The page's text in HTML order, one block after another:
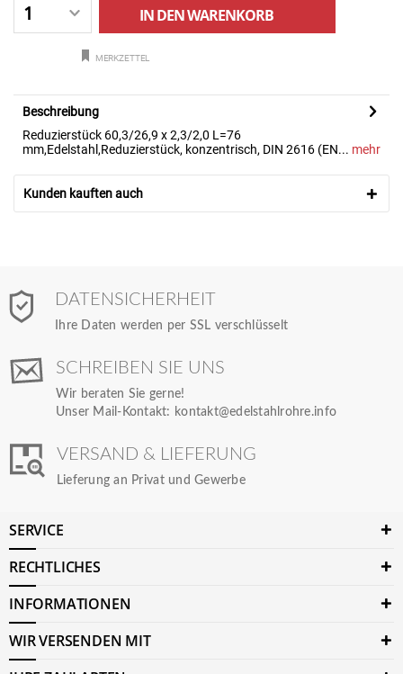
IN DENWARENKORB
MERKZETTEL
Beschreibung
Reduzierstück 60,3/26,9 x 2,3/2,0 L=76
mm,Edelstahl,Reduzierstück, konzentrisch, DIN 2616 (EN... mehr
Kunden kauften auch
DATENSICHERHEIT
Ihre Daten werden per SSL verschlüsselt
SCHREIBEN SIE UNS
Wir beraten Sie gerne!
Unser Mail-Kontakt: kontakt@edelstahlrohre.info
VERSAND & LIEFERUNG
Lieferung an Privat und Gewerbe
SERVICE
RECHTLICHES
INFORMATIONEN
WIR VERSENDEN MIT